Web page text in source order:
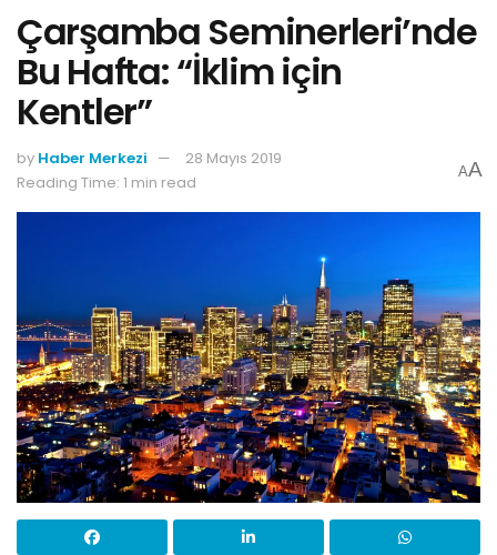
Çarşamba Seminerleri’nde
Bu Hafta: “İklim için
Kentler”
by Haber Merkezi
28 Mayıs 2019
Reading Time: 1 min read
AA